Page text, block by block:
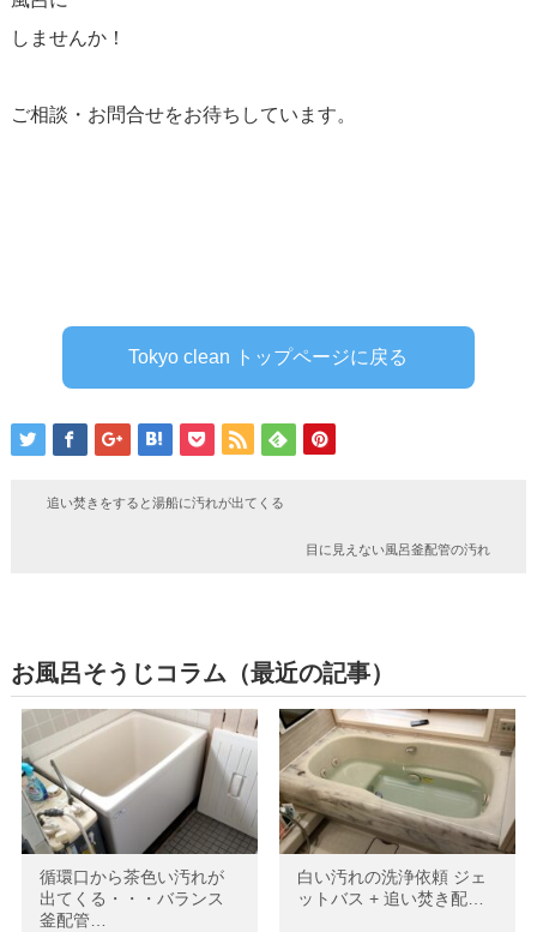
しませんか！
ご相談・お問合せをお待ちしています。
Tokyo clean トップページに戻る
追い焚きをすると湯船に汚れが出てくる
目に見えない風呂釜配管の汚れ
お風呂そうじコラム（最近の記事）
循環口から茶色い汚れが
出てくる・・・バランス
釜配管…
白い汚れの洗浄依頼 ジェ
ットバス + 追い焚き配…